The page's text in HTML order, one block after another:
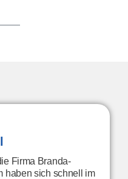
Firma Branda-
haben sich schnell im